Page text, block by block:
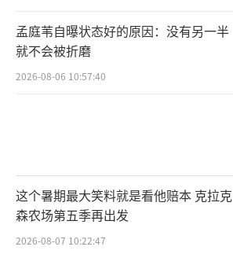
孟庭苇自曝状态好的原因：没有另一半
就不会被折磨
2026-08-06 10:57:40
这个暑期最大笑料就是看他赔本 克拉克
森农场第五季再出发
2026-08-07 10:22:47